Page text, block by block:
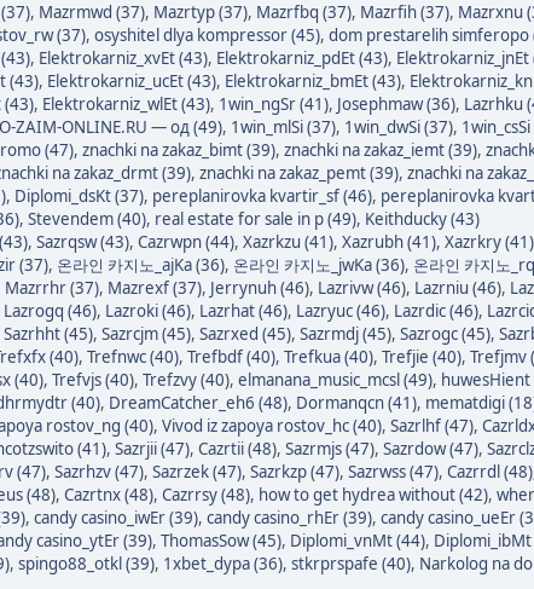
, Mazrmwd (37), Mazrtyp (37), Mazrfbq (37), Mazrfih (37), Mazrxnu
(37), osyshitel dlya kompressor (45), dom prestarelih simferopo
, Elektrokarniz_xvEt (43), Elektrokarniz_pdEt (43), Elektrokarniz_jnEt
(43), Elektrokarniz_ucEt (43), Elektrokarniz_bmEt (43),
(43), Elektrokarniz_wlEt (43), 1win_ngSr (41), Josephmaw (36), Lazrhku
ZAIM-ONLINE.RU — од (49), 1win_mlSi (37), 1win_dwSi (37),
(47), znachki na zakaz_bimt (39), znachki na zakaz_iemt (39),
na zakaz_drmt (39), znachki na zakaz_pemt (39), znachki na
, Diplomi_dsKt (37), pereplanirovka kvartir_sf (46), pereplanirovka
, Stevendem (40), real estate for sale in p (49), Keithducky (43)
, Sazrqsw (43), Cazrwpn (44), Xazrkzu (41), Xazrubh (41), Xazrkry (41)
(37), 온라인 카지노_ajKa (36), 온라인 카지노_jwKa (36), 온라인 카지노
Mazrrhr (37), Mazrexf (37), Jerrynuh (46), Lazrivw (46), Lazrniu (46),
Lazrogq (46), Lazroki (46), Lazrhat (46), Lazryuc (46), Lazrdic (46),
Sazrhht (45), Sazrcjm (45), Sazrxed (45), Sazrmdj (45), Sazrogc (45),
(40), Trefnwc (40), Trefbdf (40), Trefkua (40), Trefjie (40), Trefjmv
(40), Trefvjs (40), Trefzvy (40), elmanana_music_mcsl (49), huwesHient
(40), DreamCatcher_eh6 (48), Dormanqcn (41), mematdigi
rostov_ng (40), Vivod iz zapoya rostov_hc (40), Sazrlhf (47),
(41), Sazrjii (47), Cazrtii (48), Sazrmjs (47), Sazrdow (47),
(47), Sazrhzv (47), Sazrzek (47), Sazrkzp (47), Sazrwss (47), Cazrrdl (48)
(48), Cazrtnx (48), Cazrrsy (48), how to get hydrea without (42),
, candy casino_iwEr (39), candy casino_rhEr (39), candy casino_ueEr
casino_ytEr (39), ThomasSow (45), Diplomi_vnMt (44),
, spingo88_otkl (39), 1xbet_dypa (36), stkrprspafe (40), Narkolog na